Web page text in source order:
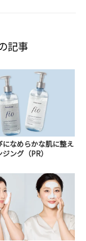
記事
になめらかな肌に整え
ング（PR）